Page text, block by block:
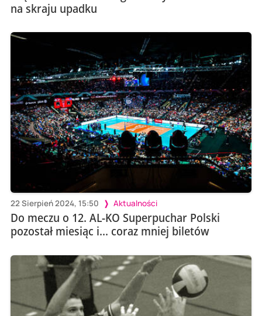
na skraju upadku
22 Sierpień 2024, 15:50 Aktualności
Do meczu o 12. AL-KO Superpuchar Polski
pozostał miesiąc i... coraz mniej biletów